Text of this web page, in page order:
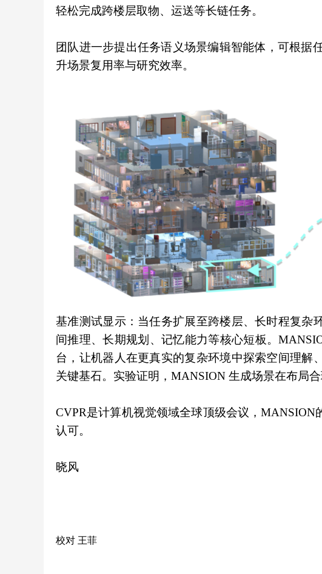
轻松完成跨楼层取物、运送等长链任务。
团队进一步提出任务语义场景编辑智能体，可根据
升场景复用率与研究效率。
基准测试显示：当任务扩展至跨楼层、长时程复杂
间推理、长期规划、记忆能力等核心短板。
台，让机器人在更真实的复杂环境中探索空间理解
关键基石。实验证明，MANSION 生成场景在布局
CVPR是计算机视觉领域全球顶级会议，
认可。
晓风
校对 王菲